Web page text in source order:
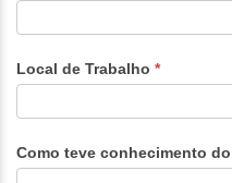
Local de Trabalho *
Como teve conhecimento